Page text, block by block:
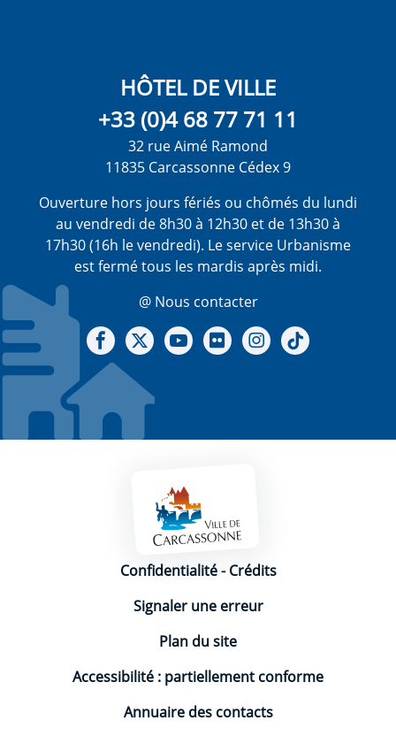
HÔTEL DE VILLE
+33 (0)4 68 77 71 11
32 rue Aimé Ramond
11835 Carcassonne Cédex 9
Ouverture hors jours fériés ou chômés du lundi
au vendredi de 8h30 à 12h30 et de 13h30 à
17h30 (16h le vendredi). Le service Urbanisme
est fermé tous les mardis après midi.
@ Nous contacter
Notre Facebook
Notre X - (twitter)
Notre chaine Youtube
Notre Gallerie sur Flickr
Notre Instagram
Mentions légales
Confidentialité-Crédits
Signaler une erreur
Plan du site
Accessibilité : partiellement conforme
Annuaire des contacts